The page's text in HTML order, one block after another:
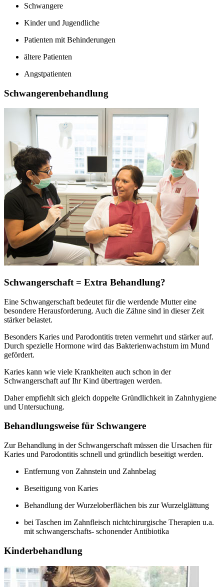
Schwangere
Kinder und Jugendliche
Patienten mit Behinderungen
ältere Patienten
Angstpatienten
Schwangerenbehandlung
Schwangerschaft = Extra Behandlung?
Eine Schwangerschaft bedeutet für die werdende Mutter eine
besondere Herausforderung. Auch die Zähne sind in dieser Zeit
stärker belastet.
Besonders Karies und Parodontitis treten vermehrt und stärker auf.
Durch spezielle Hormone wird das Bakterienwachstum im Mund
gefördert.
Karies kann wie viele Krankheiten auch schon in der
Schwangerschaft auf Ihr Kind übertragen werden.
Daher empfiehlt sich gleich doppelte Gründlichkeit in Zahnhygiene
und Untersuchung.
Behandlungsweise für Schwangere
Zur Behandlung in der Schwangerschaft müssen die Ursachen für
Karies und Parodontitis schnell und gründlich beseitigt werden.
Entfernung von Zahnstein und Zahnbelag
Beseitigung von Karies
Behandlung der Wurzeloberflächen bis zur Wurzelglättung
bei Taschen im Zahnfleisch nichtchirurgische Therapien u.a.
mit schwangerschafts- schonender Antibiotika
Kinderbehandlung